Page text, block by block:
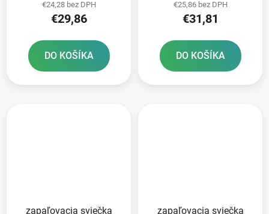
€24,28 bez DPH
€29,86
DO KOŠÍKA
€25,86 bez DPH
€31,81
DO KOŠÍKA
zapaľovacia sviečka
zapaľovacia sviečka